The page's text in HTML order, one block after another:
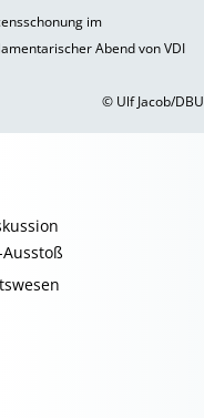
im
Abend von VDI
© Ulf Jacob/DBU